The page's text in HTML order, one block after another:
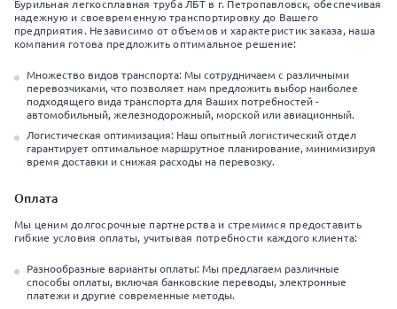
Бурильная легкосплавная труба ЛБТ в г. Петропавловск, обеспечивая
надежную и своевременную транспортировку до Вашего
предприятия. Независимо от объемов и характеристик заказа, наша
компания готова предложить оптимальное решение:
Множество видов транспорта: Мы сотрудничаем с различными
перевозчиками, что позволяет нам предложить выбор наиболее
подходящего вида транспорта для Ваших потребностей -
автомобильный, железнодорожный, морской или авиационный.
Логистическая оптимизация: Наш опытный логистический отдел
гарантирует оптимальное маршрутное планирование, минимизируя
время доставки и снижая расходы на перевозку.
Оплата
Мы ценим долгосрочные партнерства и стремимся предоставить
гибкие условия оплаты, учитывая потребности каждого клиента:
Разнообразные варианты оплаты: Мы предлагаем различные
способы оплаты, включая банковские переводы, электронные
платежи и другие современные методы.